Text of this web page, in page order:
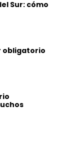
Sur: cómo
obligatorio